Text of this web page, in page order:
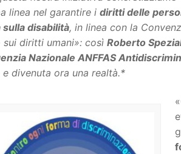
linea nel garantire i diritti delle
sulla disabilità, in linea con la
sui diritti umani»: così Roberto
Nazionale ANFFAS
e divenuta ora una realtà.*